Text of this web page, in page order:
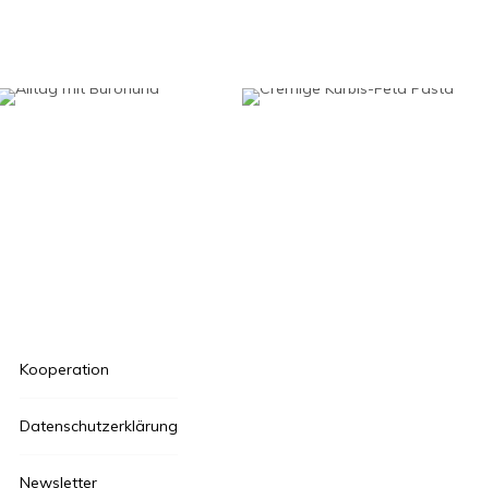
Kooperation
Datenschutzerklärung
Newsletter